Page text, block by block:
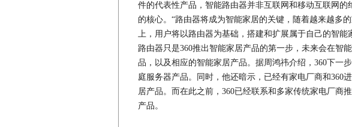
件的代表性产品，智能路由器并非互联网和移动互联网
的核心。“路由器将成为智能家居的关键，随着越来越多
上，用户将以路由器为基础，搭建和扩展属于自己的智能
路由器只是360推出智能家居产品的第一步，未来会在智
品，以及相应的智能家居产品。据周鸿祎介绍，360下一
庭服务器产品。同时，他还暗示，已经有家电厂商和360
居产品。而在此之前，360已经联系和多家传统家电厂商
产品。